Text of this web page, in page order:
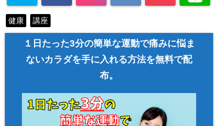
defined array
key "Twitter"
/home/asa
blic_html/w
健康 講座
１日たった3分の簡単な運動で痛みに悩ま
ないカラダを手に入れる方法を無料で配
布。